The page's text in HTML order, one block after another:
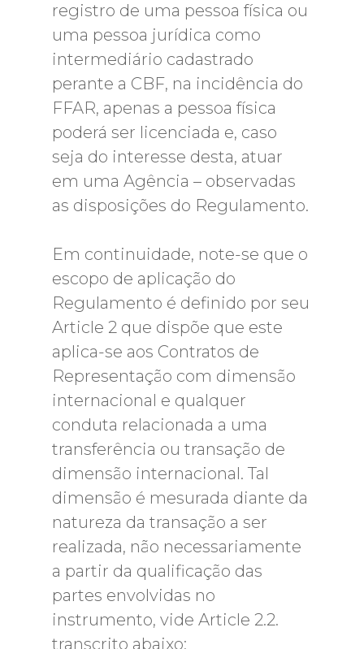
registro de uma pessoa física ou
uma pessoa jurídica como
intermediário cadastrado
perante a CBF, na incidência do
FFAR, apenas a pessoa física
poderá ser licenciada e, caso
seja do interesse desta, atuar
em uma Agência – observadas
as disposições do Regulamento.
Em continuidade, note-se que o
escopo de aplicação do
Regulamento é definido por seu
Article 2 que dispõe que este
aplica-se aos Contratos de
Representação com dimensão
internacional e qualquer
conduta relacionada a uma
transferência ou transação de
dimensão internacional. Tal
dimensão é mesurada diante da
natureza da transação a ser
realizada, não necessariamente
a partir da qualificação das
partes envolvidas no
instrumento, vide Article 2.2.
transcrito abaixo: